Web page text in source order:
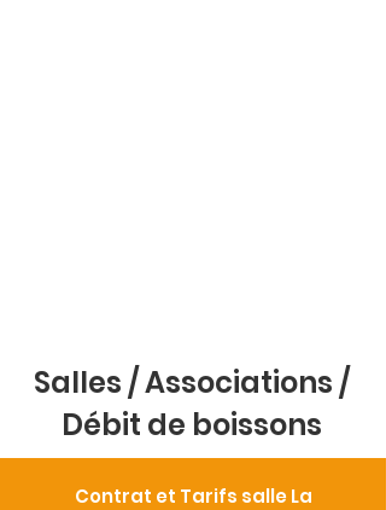
Salles / Associations /
Débit de boissons
Contrat et Tarifs salle La